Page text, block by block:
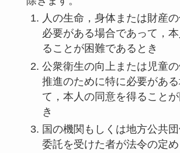
人の生命，身体または財産
必要がある場合であって，
ることが困難であるとき
公衆衛生の向上または児童
推進のために特に必要があ
て，本人の同意を得ること
き
国の機関もしくは地方公共
委託を受けた者が法令の定